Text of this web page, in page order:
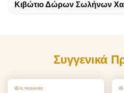
Κιβώτιο Δώρων Σωλήνων
Συγγενικά